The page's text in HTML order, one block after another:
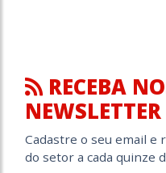
RECEBA
NEWSLETTER
Cadastre o seu email e
do setor a cada quinze